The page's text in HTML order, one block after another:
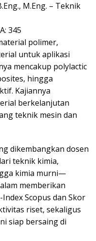
M.Eng. – Teknik
345
polimer,
untuk aplikasi
mencakup polylactic
hingga
Kajiannya
berkelanjutan
teknik mesin dan
dikembangkan dosen
teknik kimia,
kimia murni—
memberikan
Scopus dan Skor
riset, sekaligus
siap bersaing di